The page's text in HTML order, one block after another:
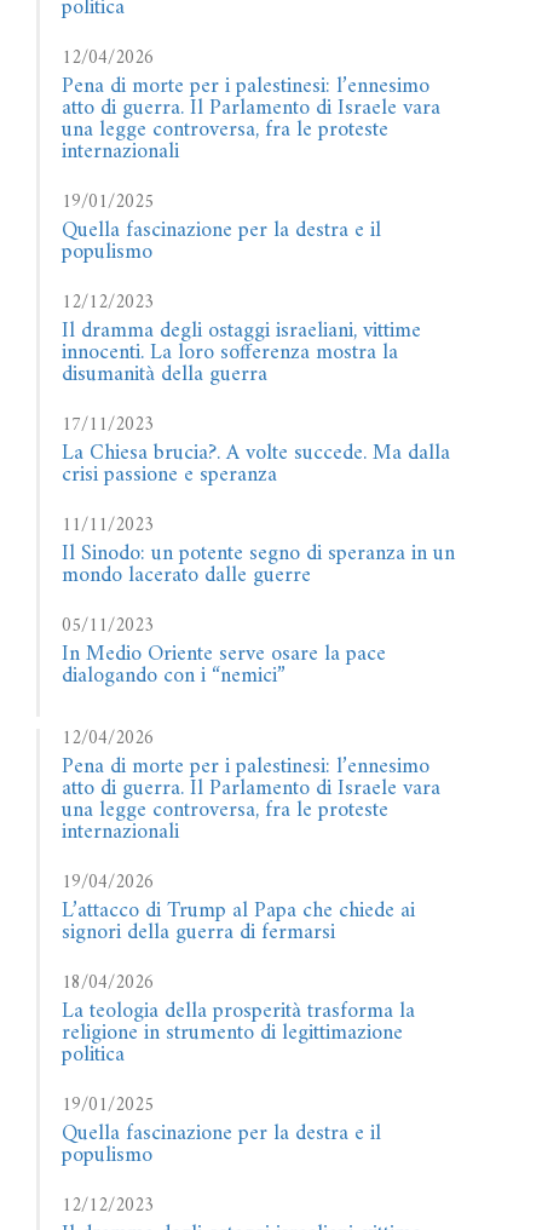
politica
12/04/2026
Pena di morte per i palestinesi: l’ennesimo
atto di guerra. Il Parlamento di Israele vara
una legge controversa, fra le proteste
internazionali
19/01/2025
Quella fascinazione per la destra e il
populismo
12/12/2023
Il dramma degli ostaggi israeliani, vittime
innocenti. La loro sofferenza mostra la
disumanità della guerra
17/11/2023
La Chiesa brucia?. A volte succede. Ma dalla
crisi passione e speranza
11/11/2023
Il Sinodo: un potente segno di speranza in un
mondo lacerato dalle guerre
05/11/2023
In Medio Oriente serve osare la pace
dialogando con i “nemici”
12/04/2026
Pena di morte per i palestinesi: l’ennesimo
atto di guerra. Il Parlamento di Israele vara
una legge controversa, fra le proteste
internazionali
19/04/2026
L’attacco di Trump al Papa che chiede ai
signori della guerra di fermarsi
18/04/2026
La teologia della prosperità trasforma la
religione in strumento di legittimazione
politica
19/01/2025
Quella fascinazione per la destra e il
populismo
12/12/2023